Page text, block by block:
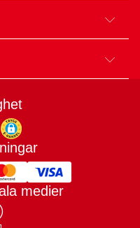
Trygg E-handel
medier
DK Facebook
Lomax SE LinkIn